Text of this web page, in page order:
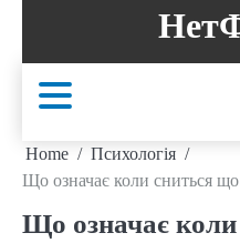
content
Home
Психологія
Що означає коли сниться
Що означає